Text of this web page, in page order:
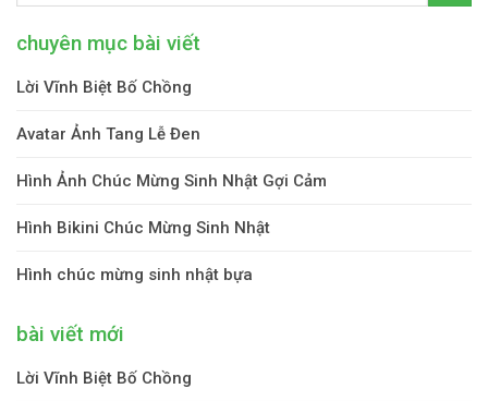
chuyên mục bài viết
Lời Vĩnh Biệt Bố Chồng
Avatar Ảnh Tang Lễ Đen
Hình Ảnh Chúc Mừng Sinh Nhật Gợi Cảm
Hình Bikini Chúc Mừng Sinh Nhật
Hình chúc mừng sinh nhật bựa
bài viết mới
Lời Vĩnh Biệt Bố Chồng